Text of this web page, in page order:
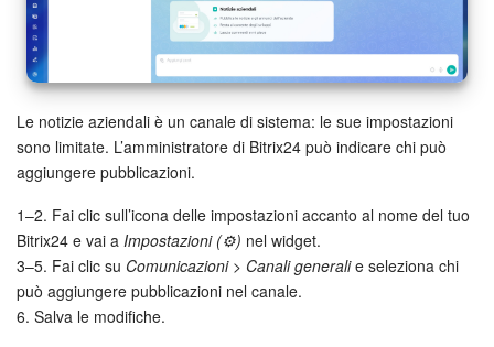
Flussi di lavoro
Gestione inventario
Telefonia
Mio profilo
Impostazioni
Le notizie aziendali è un canale di sistema: le sue impostazioni
sono limitate. L’amministratore di Bitrix24 può indicare chi può
aggiungere pubblicazioni.
1–2. Fai clic sull’icona delle impostazioni accanto al nome del tuo
Bitrix24 e vai a Impostazioni (⚙️) nel widget.
3–5. Fai clic su Comunicazioni> Canali generalie seleziona chi
può aggiungere pubblicazioni nel canale.
6. Salva le modifiche.